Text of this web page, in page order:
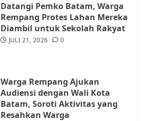
Datangi Pemko Batam, Warga
Rempang Protes Lahan Mereka
Diambil untuk Sekolah Rakyat
JULI 21, 2026 0
Warga Rempang Ajukan
Audiensi dengan Wali Kota
Batam, Soroti Aktivitas yang
Resahkan Warga